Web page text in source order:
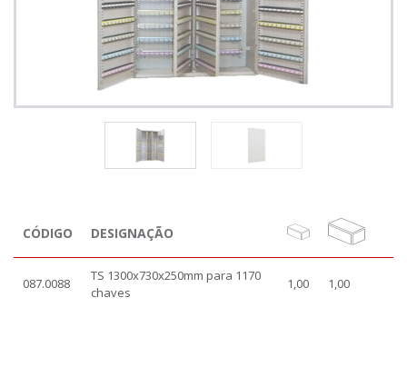
CÓDIGO DESIGNAÇÃO
087.0088
TS 1300x730x250mm para 1170
chaves
1,00 1,00